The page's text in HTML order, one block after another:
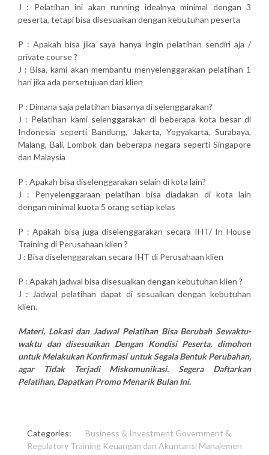
J : Pelatihan ini akan running idealnya minimal dengan 3
peserta, tetapi bisa disesuaikan dengan kebutuhan peserta
P : Apakah bisa jika saya hanya ingin pelatihan sendiri aja /
private course ?
J : Bisa, kami akan membantu menyelenggarakan pelatihan 1
hari jika ada persetujuan dari klien
P : Dimana saja pelatihan biasanya di selenggarakan?
J : Pelatihan kami selenggarakan di beberapa kota besar di
Indonesia seperti Bandung, Jakarta, Yogyakarta, Surabaya,
Malang, Bali, Lombok dan beberapa negara seperti Singapore
dan Malaysia
P : Apakah bisa diselenggarakan selain di kota lain?
J : Penyelenggaraan pelatihan bisa diadakan di kota lain
dengan minimal kuota 5 orang setiap kelas
P : Apakah bisa juga diselenggarakan secara IHT/ In House
Training di Perusahaan klien ?
J : Bisa diselenggarakan secara IHT di Perusahaan klien
P : Apakah jadwal bisa disesuaikan dengan kebutuhan klien ?
J : Jadwal pelatihan dapat di sesuaikan dengan kebutuhan
klien.
Materi, Lokasi dan Jadwal Pelatihan Bisa Berubah Sewaktu-
waktu dan disesuaikan Dengan Kondisi Peserta, dimohon
untuk Melakukan Konfirmasi untuk Segala Bentuk Perubahan,
agar Tidak Terjadi Miskomunikasi. Segera Daftarkan
Pelatihan, Dapatkan Promo Menarik Bulan Ini.
Categories: Business & Investment Government &
Regulatory Training Keuangan dan Akuntansi Manajemen